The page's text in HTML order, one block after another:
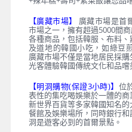
【廣藏市場】
廣藏市場是首
市場之一，擁有超過5000間
各種商品，包括韓服、布料
及道地的韓國小吃，如綠豆
廣藏市場不僅是當地居民採
光客體驗韓國傳統文化和品嚐
【明洞購物(保證3小時)】 位
表性的集吃喝娛樂於一體的
新世界百貨等多家韓國知名
餐館及娛樂場所，同時銀行
洞是遊客必到的首爾景點。